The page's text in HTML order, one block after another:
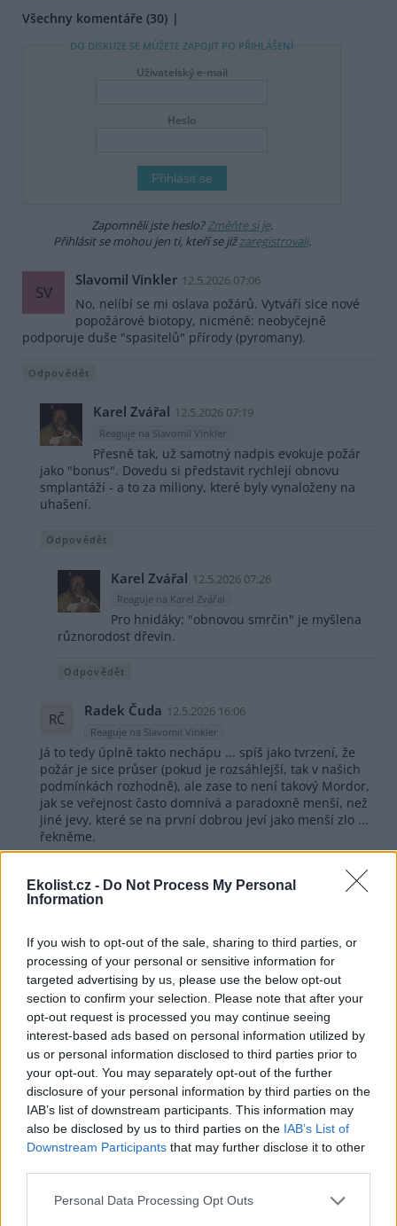
Ekolist.cz - Do Not Process My Personal
Information
If you wish to opt-out of the sale, sharing to third parties, or
processing of your personal or sensitive information for
targeted advertising by us, please use the below opt-out
section to confirm your selection. Please note that after your
opt-out request is processed you may continue seeing
interest-based ads based on personal information utilized by
us or personal information disclosed to third parties prior to
your opt-out. You may separately opt-out of the further
disclosure of your personal information by third parties on the
IAB’s list of downstream participants. This information may
also be disclosed by us to third parties on the IAB’s List of
Downstream Participants that may further disclose it to other
Personal Data Processing Opt Outs
Všechny komentáře (30)
DO DISKUZE SE MŮŽETE ZAPOJIT PO PŘIHLÁŠENÍ
Uživatelský e-mail
Heslo
Zapomněli jste heslo?Změňte si je.
Přihlásit se mohou jen ti, kteří se jižzaregistrovali.
SV
Slavomil Vinkler 12.5.2026 07:06
No, nelíbí se mi oslava požárů. Vytváří sice nové
popožárové biotopy, nicméně: neobyčejně
podporuje duše "spasitelů" přírody (pyromany).
Odpovědět
Karel Zvářal 12.5.2026 07:19
Reaguje na Slavomil Vinkler
Přesně tak, už samotný nadpis evokuje požár
jako "bonus". Dovedu si představit rychlejí obnovu
smplantáží - a to za miliony, které byly vynaloženy na
uhašení.
Odpovědět
Karel Zvářal 12.5.2026 07:26
Reaguje na Karel Zvářal
Pro hnidáky: "obnovou smrčin" je myšlena
různorodost dřevin.
Odpovědět
RČ Radek Čuda 12.5.2026 16:06
Reaguje na Slavomil Vinkler
Já to tedy úplně takto nechápu ... spíš jako tvrzení, že
požár je sice průser (pokud je rozsáhlejší, tak v našich
podmínkách rozhodně), ale zase to není takový Mordor,
jak se veřejnost často domnívá a paradoxně menší, než
jiné jevy, které se na první dobrou jeví jako menší zlo ...
řekněme.
Svým způsobem máte pravdu, požár není
nic mimořádného, ale... když se toto klišé bude v
étéru neustále omílat, motivuje to duševně
narušené.
Adorování povodní zajisté nepovede k tomu, že by
někdo mávnul kouzelným proutkem a způsobil
tisíciletou vodu. Ale zápalky koupí všude, sucho je v
posledních letech pravidelně - a to stačí pyromanům,
aby si vybrali místo a čas...
Takže marginalizování problému, který byste zajisté
nechtěl hasit, jen hraje do not "vědcům"/aktivistům,
aby pěli básně na téma "samoobnova spáleniště".
publikování za kontraproduktivní, česky řečeno